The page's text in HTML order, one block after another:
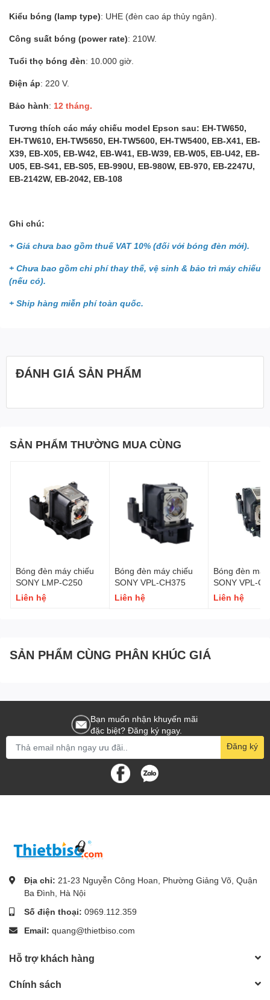
Kiểu bóng (lamp type): UHE (đèn cao áp thủy ngân).
Công suất bóng (power rate): 210W.
Tuổi thọ bóng đèn: 10.000 giờ.
Điện áp: 220 V.
Bảo hành: 12 tháng.
Tương thích các máy chiếu model Epson sau: EH-TW650,
EH-TW610, EH-TW5650, EH-TW5600, EH-TW5400, EB-X41, EB-
X39, EB-X05, EB-W42, EB-W41, EB-W39, EB-W05, EB-U42, EB-
U05, EB-S41, EB-S05, EB-990U, EB-980W, EB-970, EB-2247U,
EB-2142W, EB-2042, EB-108
Ghi chú:
+ Giá chưa bao gồm thuế VAT 10% (đối với bóng đèn mới).
+ Chưa bao gồm chi phí thay thế, vệ sinh & bảo trì máy chiếu
(nếu có).
+ Ship hàng miễn phí toàn quốc.
ĐÁNH GIÁ SẢN PHẨM
SẢN PHẨM THƯỜNG MUA CÙNG
Bóng đèn máy chiếu
SONY LMP-C250
Liên hệ
Bóng đèn máy chiếu
SONY VPL-CH375
Liên hệ
Bóng đèn
SONY VPL-
Liên hệ
SẢN PHẨM CÙNG PHÂN KHÚC GIÁ
Bạn muốn nhận khuyến mãi
đặc biệt? Đăng ký ngay.
Đăng ký
Địa chỉ: 21-23 Nguyễn Công Hoan, Phường Giảng Võ, Quận
Ba Đình, Hà Nội
Số điện thoại: 0969.112.359
Email: quang@thietbiso.com
Hỗ trợ khách hàng
Chính sách